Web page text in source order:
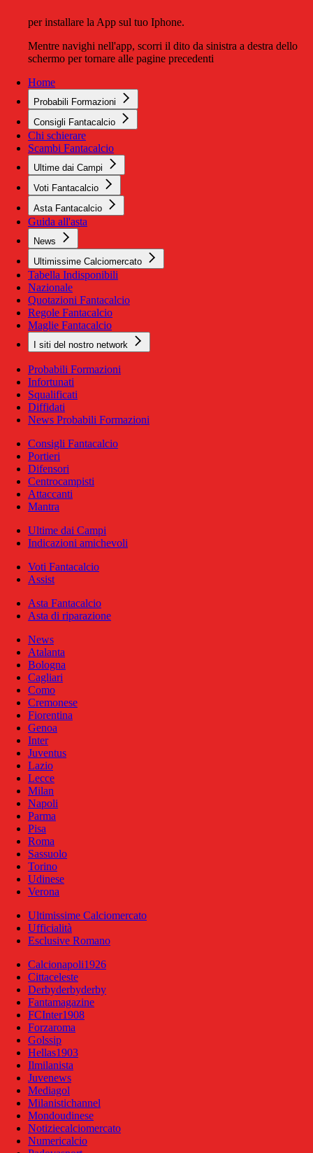
per installare la App sul tuo Iphone.
Mentre navighi nell'app, scorri il dito da sinistra a destra dello
schermo per tornare alle pagine precedenti
Home
Probabili Formazioni
Consigli Fantacalcio
Chi schierare
Scambi Fantacalcio
Ultime dai Campi
Voti Fantacalcio
Asta Fantacalcio
Guida all'asta
News
Ultimissime Calciomercato
Tabella Indisponibili
Nazionale
Quotazioni Fantacalcio
Regole Fantacalcio
Maglie Fantacalcio
I siti del nostro network
Probabili Formazioni
Infortunati
Squalificati
Diffidati
News Probabili Formazioni
Consigli Fantacalcio
Portieri
Difensori
Centrocampisti
Attaccanti
Mantra
Ultime dai Campi
Indicazioni amichevoli
Voti Fantacalcio
Assist
Asta Fantacalcio
Asta di riparazione
News
Atalanta
Bologna
Cagliari
Como
Cremonese
Fiorentina
Genoa
Inter
Juventus
Lazio
Lecce
Milan
Napoli
Parma
Pisa
Roma
Sassuolo
Torino
Udinese
Verona
Ultimissime Calciomercato
Ufficialità
Esclusive Romano
Calcionapoli1926
Cittaceleste
Derbyderbyderby
Fantamagazine
FCInter1908
Forzaroma
Golssip
Hellas1903
Ilmilanista
Juvenews
Mediagol
Milanistichannel
Mondoudinese
Notiziecalciomercato
Numericalcio